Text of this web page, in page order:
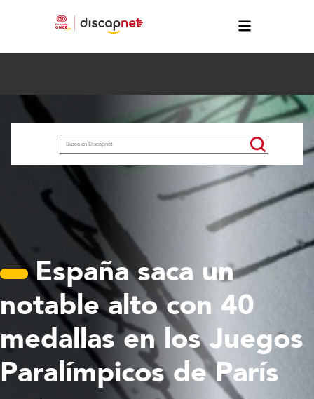
España saca un
notable alto con 40
medallas en los Juegos
Paralímpicos de París